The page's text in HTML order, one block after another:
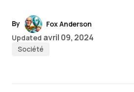
By
Fox Anderson
Updated avril 09, 2024
Société